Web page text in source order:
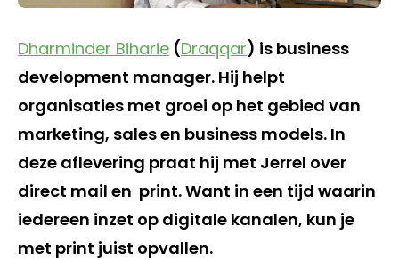
Dharminder Biharie (Draqqar) is business
development manager. Hij helpt
organisaties met groei op het gebied van
marketing, sales en business models. In
deze aflevering praat hij met Jerrel over
direct mail en print. Want in een tijd waarin
iedereen inzet op digitale kanalen, kun je
met print juist opvallen.